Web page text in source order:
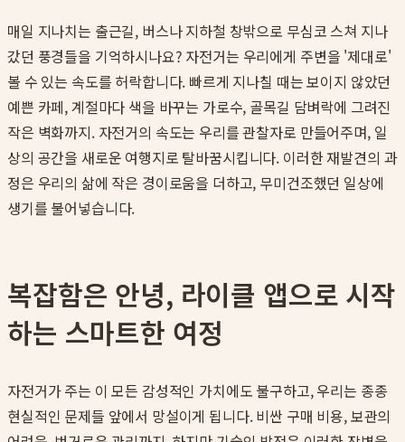
매일 지나치는 출근길, 버스나 지하철 창밖으로 무심코 스쳐 지나
갔던 풍경들을 기억하시나요? 자전거는 우리에게 주변을 '제대로'
볼 수 있는 속도를 허락합니다. 빠르게 지나칠 때는 보이지 않았던
예쁜 카페, 계절마다 색을 바꾸는 가로수, 골목길 담벼락에 그려진
작은 벽화까지. 자전거의 속도는 우리를 관찰자로 만들어주며, 일
상의 공간을 새로운 여행지로 탈바꿈시킵니다. 이러한 재발견의 과
정은 우리의 삶에 작은 경이로움을 더하고, 무미건조했던 일상에
생기를 불어넣습니다.
복잡함은 안녕, 라이클 앱으로 시작
하는 스마트한 여정
자전거가 주는 이 모든 감성적인 가치에도 불구하고, 우리는 종종
현실적인 문제들 앞에서 망설이게 됩니다. 비싼 구매 비용, 보관의